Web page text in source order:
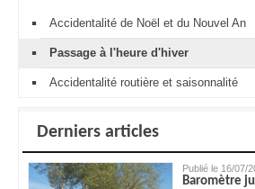
Accidentalité de Noël et du Nouvel An
Passage à l'heure d'hiver
Accidentalité routière et saisonnalité
Derniers articles
Publié le 16/07/
Baromètre